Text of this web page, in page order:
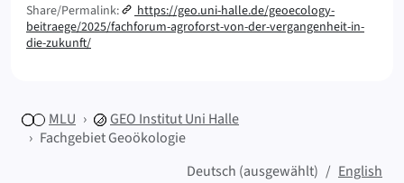
Share/Permalink:
https://geo.uni-halle.de/geoecology-
beitraege/2025/fachforum-agroforst-von-der-vergangenheit-in-
die-zukunft/
MLU GEO Institut Uni Halle
Fachgebiet Geoökologie
Deutsch (ausgewählt)
English